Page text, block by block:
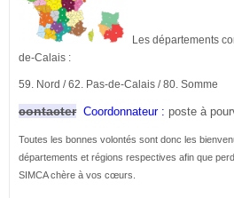
Les départements
de-Calais :
59. Nord / 62. Pas-de-Calais / 80. Somme
contacter Coordonnateur : poste à
Toutes les bonnes volontés sont donc les
départements et régions respectives afin que
SIMCA chère à vos cœurs.